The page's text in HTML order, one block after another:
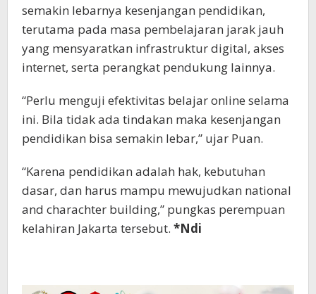
semakin lebarnya kesenjangan pendidikan,
terutama pada masa pembelajaran jarak jauh
yang mensyaratkan infrastruktur digital, akses
internet, serta perangkat pendukung lainnya.
“Perlu menguji efektivitas belajar online selama
ini. Bila tidak ada tindakan maka kesenjangan
pendidikan bisa semakin lebar,” ujar Puan.
“Karena pendidikan adalah hak, kebutuhan
dasar, dan harus mampu mewujudkan national
and charachter building,” pungkas perempuan
kelahiran Jakarta tersebut. *Ndi